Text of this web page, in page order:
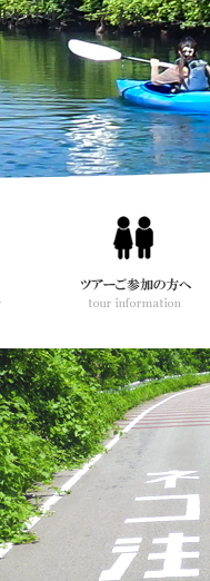
はサニーデイへ！